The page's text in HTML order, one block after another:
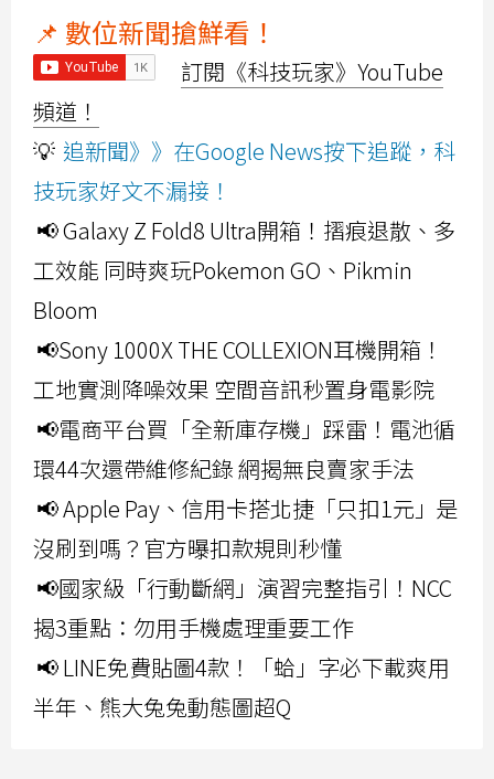
📌 數位新聞搶鮮看！
訂閱《科技玩家》YouTube
頻道！
💡 追新聞》》在Google News按下追蹤，科
技玩家好文不漏接！
📢 Galaxy Z Fold8 Ultra開箱！摺痕退散、多
工效能 同時爽玩Pokemon GO、Pikmin
Bloom
📢Sony 1000X THE COLLEXION耳機開箱！
工地實測降噪效果 空間音訊秒置身電影院
📢電商平台買「全新庫存機」踩雷！電池循
環44次還帶維修紀錄 網揭無良賣家手法
📢 Apple Pay、信用卡搭北捷「只扣1元」是
沒刷到嗎？官方曝扣款規則秒懂
📢國家級「行動斷網」演習完整指引！NCC
揭3重點：勿用手機處理重要工作
📢 LINE免費貼圖4款！「蛤」字必下載爽用
半年、熊大兔兔動態圖超Q